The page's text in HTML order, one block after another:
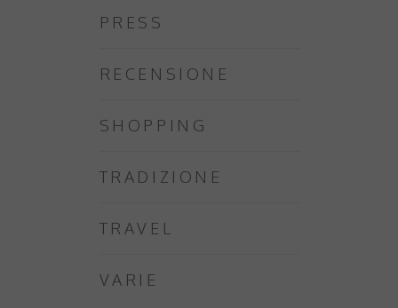
PRESS
RECENSIONE
SHOPPING
TRADIZIONE
TRAVEL
VARIE